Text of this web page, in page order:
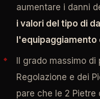
aumentare i danni
i valori del tipo di
l'equipaggiamento
Il grado massimo di
Regolazione e dei
pare che le 2 Pietre